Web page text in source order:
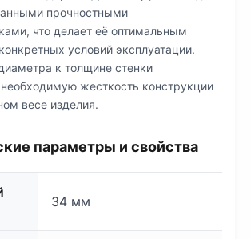
прочностными
что делает её оптимальным
условий эксплуатации.
к толщине стенки
жесткость конструкции
весе изделия.
параметры и свойства
34 мм